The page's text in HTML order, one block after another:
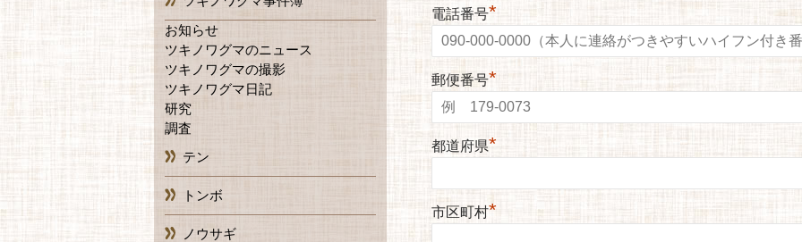
電話番号*
郵便番号*
都道府県*
市区町村*
お知らせ
ツキノワグマのニュース
ツキノワグマの撮影
ツキノワグマ日記
研究
調査
テン
トンボ
ノウサギ